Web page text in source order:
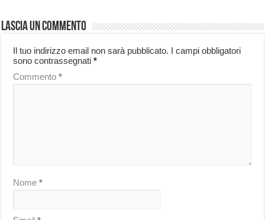
Lascia un commento
Il tuo indirizzo email non sarà pubblicato. I campi obbligatori
sono contrassegnati*
Commento*
Nome*